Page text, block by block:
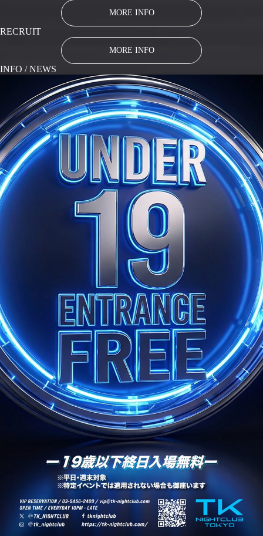
MORE INFO
RECRUIT
MORE INFO
INFO / NEWS